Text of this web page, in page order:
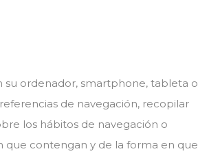
su ordenador, smartphone, tableta o
de navegación, recopilar
los hábitos de navegación o
que contengan y de la forma en que